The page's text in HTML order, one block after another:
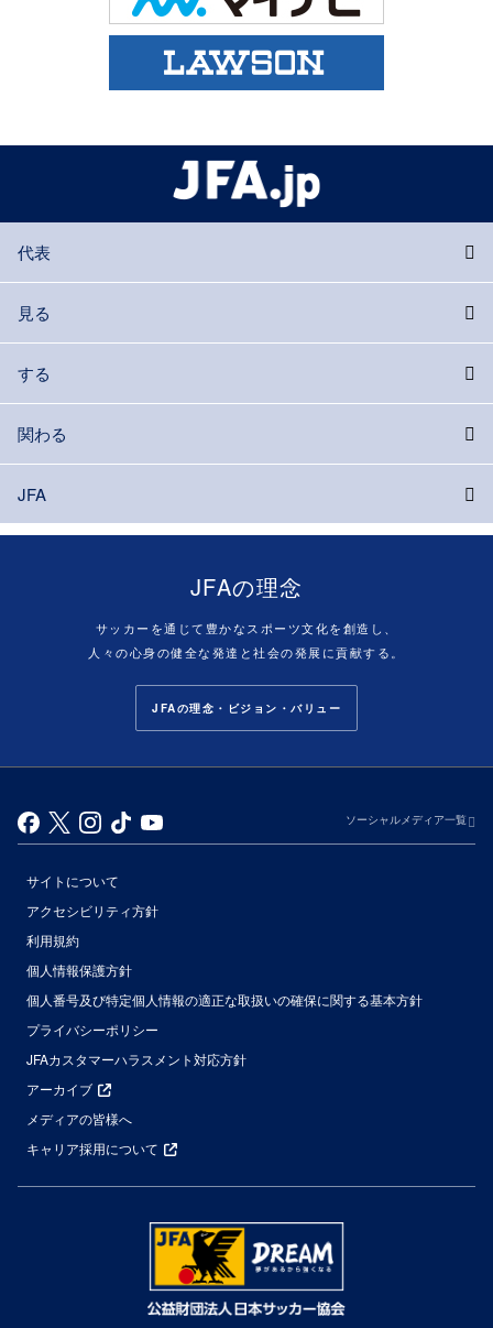
代表
見る
する
関わる
JFA
JFAの理念
サッカーを通じて豊かなスポーツ文化を創造し、
人々の心身の健全な発達と社会の発展に貢献する。
JFAの理念・ビジョン・バリュー
ソーシャルメディア一覧
サイトについて
アクセシビリティ方針
利用規約
個人情報保護方針
個人番号及び特定個人情報の適正な取扱いの確保に関する基本方針
プライバシーポリシー
JFAカスタマーハラスメント対応方針
アーカイブ
メディアの皆様へ
キャリア採用について